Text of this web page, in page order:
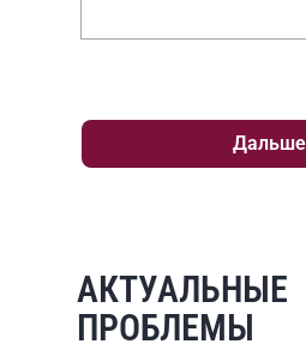
дерматитом, 14 – с
Дальше
АКТУАЛЬНЫЕ
ПРОБЛЕМЫ